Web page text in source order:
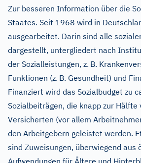
Zur besseren Information über die
Staates. Seit 1968 wird in
ausgearbeitet. Darin sind alle
dargestellt, untergliedert nach
der Sozialleistungen, z. B.
Funktionen (z. B. Gesundheit) und
Finanziert wird das Sozialbudget zu
Sozialbeiträgen, die knapp zur Hälfte
Versicherten (vor allem
den Arbeitgebern geleistet werden.
sind Zuweisungen, überwiegend
Aufwendungen für Ältere und